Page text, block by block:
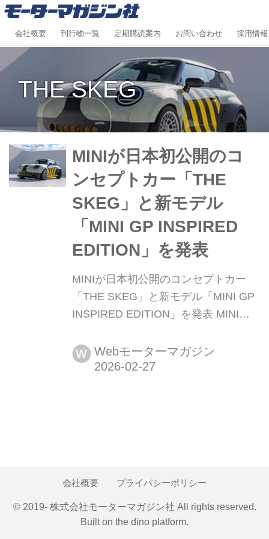
会社概要 刊行物一覧 定期購読案内 お問い合わせ 採用情報
THE SKEG
MINIが日本初公開のコ
ンセプトカー「THE
SKEG」と新モデル
「MINI GP INSPIRED
EDITION」を発表
MINIが日本初公開のコンセプトカー
「THE SKEG」と新モデル「MINI GP
INSPIRED EDITION」を発表 MINIは
日」を前にオンラインでプレスカンフ
ァレンスを開催した。イベントでは、
W Webモーターマガジン
会社概要 プライバシーポリシー
© 2019- 株式会社モーターマガジン社 All rights reserved.
Built on the dino platform.